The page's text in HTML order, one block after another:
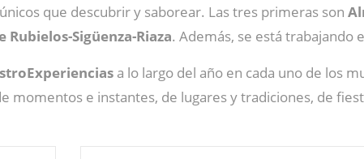
que descubrir y saborear. Las tres primeras son
Rubielos-Sigüenza-Riaza. Además, se está trabajando
a lo largo del año en cada uno de los
momentos e instantes, de lugares y tradiciones, de